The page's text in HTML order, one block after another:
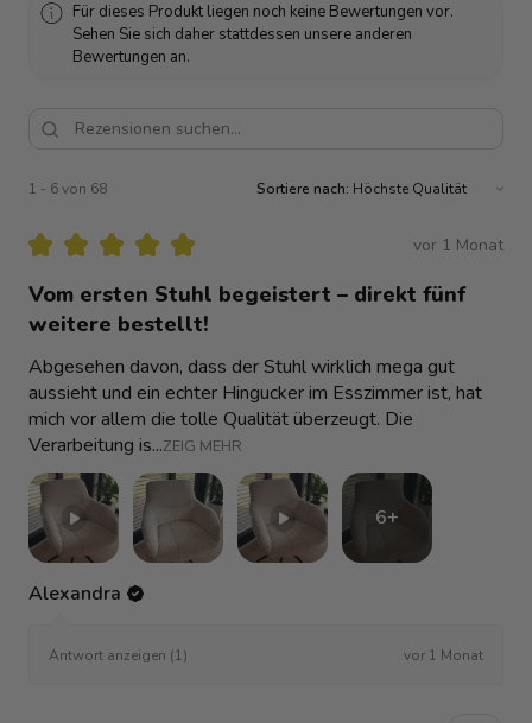
Für dieses Produkt liegen noch keine Bewertungen vor.
Sehen Sie sich daher stattdessen unsere anderen
Bewertungen an.
1 - 6 von 68 Sortiere nach:
★ ★ ★ ★ ★ vor 1 Monat
Vom ersten Stuhl begeistert – direkt fünf
weitere bestellt!
Abgesehen davon, dass der Stuhl wirklich mega gut
aussieht und ein echter Hingucker im Esszimmer ist, hat
mich vor allem die tolle Qualität überzeugt. Die
Verarbeitung is...ZEIG MEHR
6+
Alexandra
Antwort anzeigen (1) vor 1 Monat